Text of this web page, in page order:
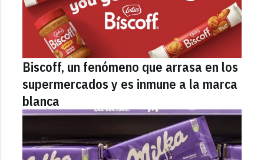
Biscoff, un fenómeno que arrasa en los
supermercados y es inmune a la marca
blanca